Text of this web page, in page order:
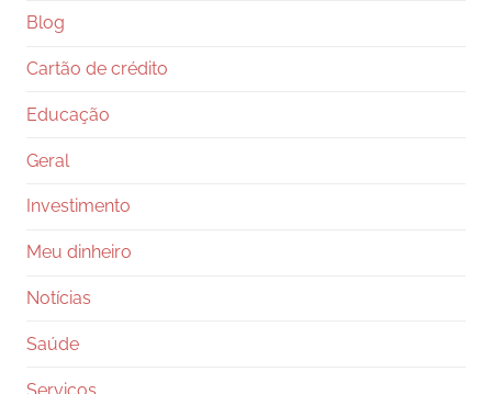
Blog
Cartão de crédito
Educação
Geral
Investimento
Meu dinheiro
Notícias
Saúde
Serviços